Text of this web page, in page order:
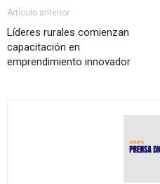
Artículo anterior
Líderes rurales comienzan
capacitación en
emprendimiento innovador